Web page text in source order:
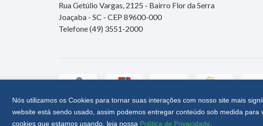
Nós utilizamos os Cookies para tornar suas interações com nosso site mais
website está sendo usado, assim podemos entregar conteúdo sob medida
cookies que estamos usando, leia nossa Política de Privacidade
Rua Getúlio Vargas, 2125 - Bairro Flor da Serra
Joaçaba - SC - CEP 89600-000
Telefone (49) 3551-2000
Unoesc © 2026 - Todos os direitos reservados